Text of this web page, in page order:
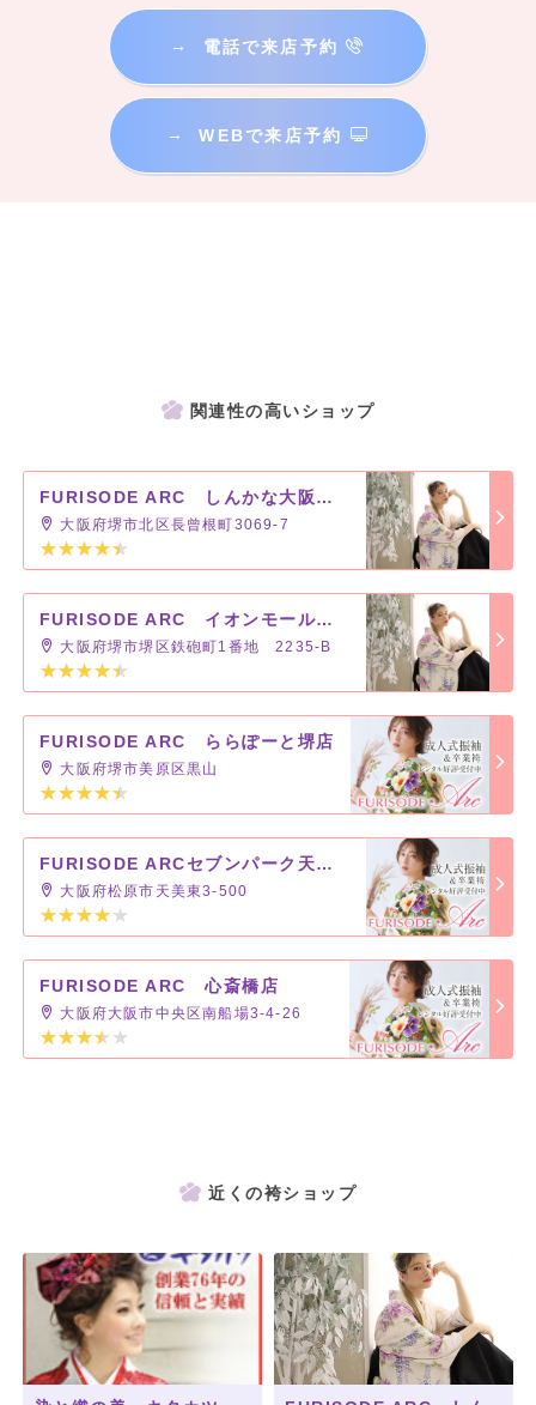
→ 電話で来店予約
→ WEBで来店予約
関連性の高いショップ
FURISODE ARC しんかな大阪南店
大阪府堺市北区長曾根町3069-7
FURISODE ARC イオンモール堺鉄砲町店
大阪府堺市堺区鉄砲町1番地 2235-B
FURISODE ARC ららぽーと堺店
大阪府堺市美原区黒山
FURISODE ARCセブンパーク天美店
大阪府松原市天美東3-500
FURISODE ARC 心斎橋店
大阪府大阪市中央区南船場3-4-26
近くの袴ショップ